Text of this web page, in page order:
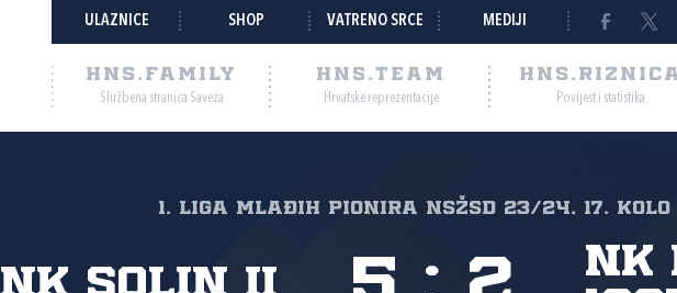
ULAZNICE SHOP VATRENO SRCE MEDIJI
HNS.FAMILY
Službena stranica Saveza
HNS.TEAM
Hrvatske reprezentacije Povijest i statistika
1. liga mlađih pionira NSŽSD 23/24, 17. kolo